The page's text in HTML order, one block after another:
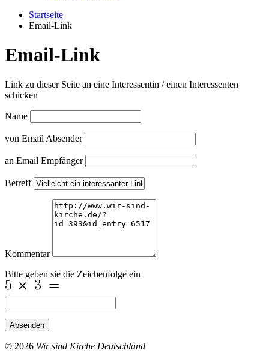
Startseite
Email-Link
Email-Link
Link zu dieser Seite an eine Interessentin / einen Interessenten
schicken
Name
von Email Absender
an Email Empfänger
Betreff
Kommentar
Bitte geben sie die Zeichenfolge ein
Absenden
© 2026 Wir sind Kirche Deutschland